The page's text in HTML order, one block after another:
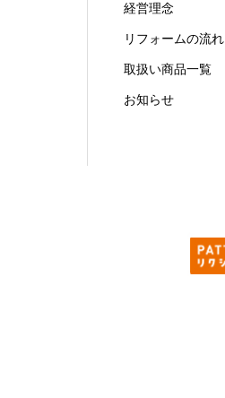
経営理念
リフォームの流れ
取扱い商品一覧
お知らせ